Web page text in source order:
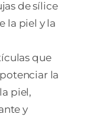
de sílice
la piel y la
que
la
piel,
y